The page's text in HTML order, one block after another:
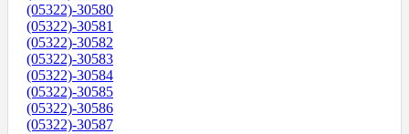
(05322)-30580
(05322)-30581
(05322)-30582
(05322)-30583
(05322)-30584
(05322)-30585
(05322)-30586
(05322)-30587